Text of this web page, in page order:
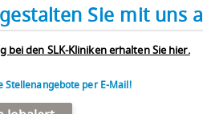
Sie mit uns
bei den SLK-Kliniken erhalten Sie hier.
Stellenangebote per E-Mail!